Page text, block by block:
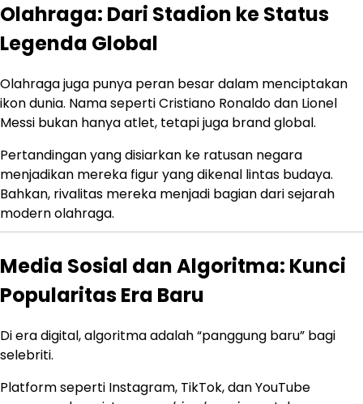
Olahraga: Dari Stadion ke Status
Legenda Global
Olahraga juga punya peran besar dalam menciptakan
ikon dunia. Nama sepertiCristiano Ronaldodan Lionel
Messi bukan hanya atlet, tetapi juga brand global.
Pertandingan yang disiarkan ke ratusan negara
menjadikan mereka figur yang dikenal lintas budaya.
Bahkan, rivalitas mereka menjadi bagian dari sejarah
modern olahraga.
Media Sosial dan Algoritma: Kunci
Popularitas Era Baru
Di era digital, algoritma adalah “panggung baru” bagi
selebriti.
Platform seperti Instagram, TikTok, dan YouTube